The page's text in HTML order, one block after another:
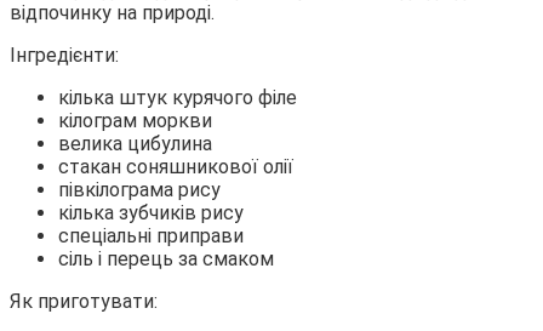
відпочинку на природі.
Інгредієнти:
кілька штук курячого філе
кілограм моркви
велика цибулина
стакан соняшникової олії
півкілограма рису
кілька зубчиків рису
спеціальні приправи
сіль і перець за смаком
Як приготувати: